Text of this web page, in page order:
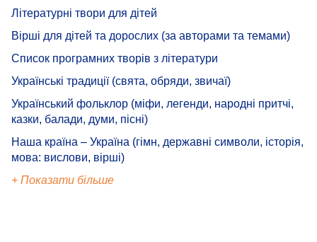
Літературні твори для дітей
Вірші для дітей та дорослих (за авторами та темами)
Список програмних творів з літератури
Українські традиції (свята, обряди, звичаї)
Український фольклор (міфи, легенди, народні притчі,
казки, балади, думи, пісні)
Наша країна – Україна (гімн, державні символи, історія,
мова: вислови, вірші)
+ Показати більше